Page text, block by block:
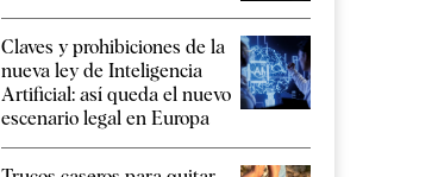
Claves y prohibiciones de la
nueva ley de Inteligencia
Artificial: así queda el nuevo
escenario legal en Europa